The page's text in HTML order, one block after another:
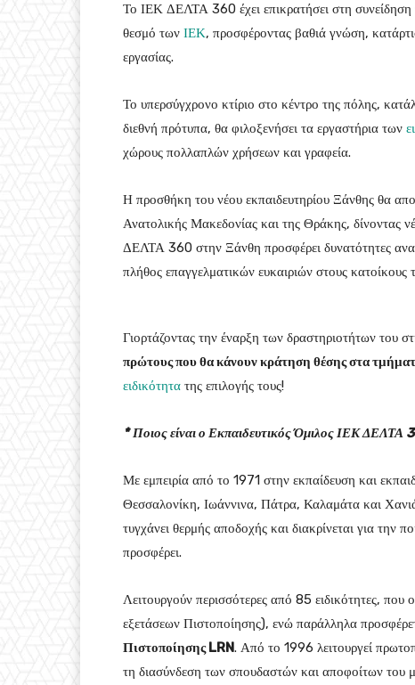
Το ΙΕΚ ΔΕΛΤΑ 360 έχει επικρατήσει στη συνείδηση
θεσμό των ΙΕΚ, προσφέροντας βαθιά γνώση,
εργασίας.
Το υπερσύγχρονο κτίριο στο κέντρο της πόλης,
διεθνή πρότυπα, θα φιλοξενήσει τα εργαστήρια των
χώρους πολλαπλών χρήσεων και γραφεία.
Η προσθήκη του νέου εκπαιδευτηρίου Ξάνθης θα
Ανατολικής Μακεδονίας και της Θράκης, δίνοντας
ΔΕΛΤΑ 360 στην Ξάνθη προσφέρει δυνατότητες
πλήθος επαγγελματικών ευκαιριών στους κατοίκους
Γιορτάζοντας την έναρξη των δραστηριοτήτων
πρώτους που θα κάνουν κράτηση θέσης στα
ειδικότητα της επιλογής τους!
* Ποιος είναι ο Εκπαιδευτικός Όμιλος ΙΕΚ ΔΕΛΤΑ
Με εμπειρία από το 1971 στην εκπαίδευση και
Θεσσαλονίκη, Ιωάννινα, Πάτρα, Καλαμάτα και
τυγχάνει θερμής αποδοχής και διακρίνεται για την
προσφέρει.
Λειτουργούν περισσότερες από 85 ειδικότητες, που
εξετάσεων Πιστοποίησης), ενώ παράλληλα
ΠιστοποίησηςLRN. Από το 1996 λειτουργεί
τη διασύνδεση των σπουδαστών και αποφοίτων του